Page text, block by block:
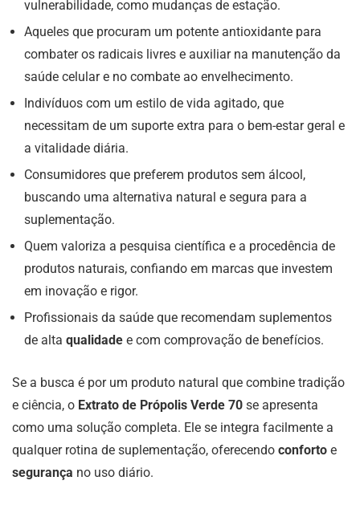
vulnerabilidade, como mudanças de estação.
Aqueles que procuram um potente antioxidante para
combater os radicais livres e auxiliar na manutenção da
saúde celular e no combate ao envelhecimento.
Indivíduos com um estilo de vida agitado, que
necessitam de um suporte extra para o bem-estar geral e
a vitalidade diária.
Consumidores que preferem produtos sem álcool,
buscando uma alternativa natural e segura para a
suplementação.
Quem valoriza a pesquisa científica e a procedência de
produtos naturais, confiando em marcas que investem
em inovação e rigor.
Profissionais da saúde que recomendam suplementos
de alta qualidade e com comprovação de benefícios.
Se a busca é por um produto natural que combine tradição
e ciência, o Extrato de Própolis Verde 70 se apresenta
como uma solução completa. Ele se integra facilmente a
qualquer rotina de suplementação, oferecendo conforto e
segurança no uso diário.